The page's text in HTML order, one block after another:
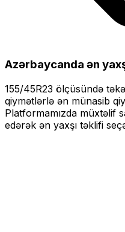
Azərbaycanda ən
155/45R23 ölçüsündə
qiymətlərlə ən münasib
Platformamızda müxtəlif
edərək ən yaxşı təklifi